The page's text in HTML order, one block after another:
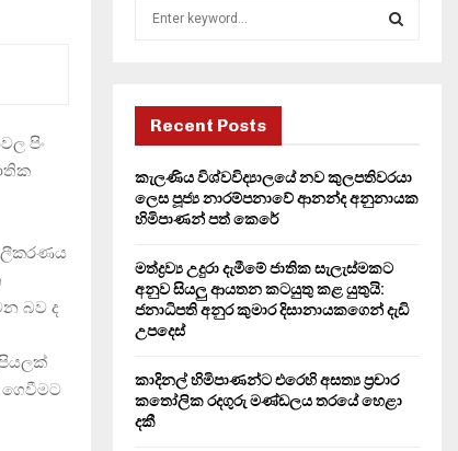
පිං
බව ද
ගෙවීමට
f
r
:
R
Recent Posts
කැලණිය විශ්වවිද්‍යාලයේ නව කුලපතිවරයා
ලෙස පූජ්‍ය නාරම්පනාවේ ආනන්ද අනුනායක
හිමිපාණන් පත් කෙරේ
මත්ද්‍රව්‍ය උදුරා දැමීමේ ජාතික සැලැස්මකට
අනුව සියලු ආයතන කටයුතු කළ යුතුයි:
ජනාධිපති අනුර කුමාර දිසානායකගෙන් දැඩි
උපදෙස්
කාදිනල් හිමිපාණන්ට එරෙහි අසත්‍ය ප්‍රචාර
කතෝලික රදගුරු මණ්ඩලය තරයේ හෙළා
දකී